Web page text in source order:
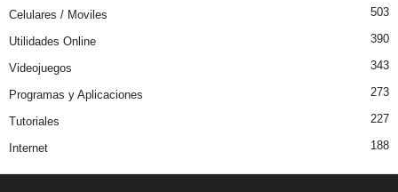
Celulares / Moviles 503
Utilidades Online 390
Videojuegos 343
Programas y Aplicaciones 273
Tutoriales 227
Internet 188